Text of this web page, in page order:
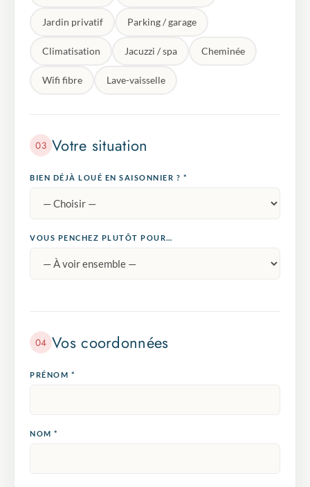
Jardin privatif Parking / garage
Climatisation Jacuzzi / spa Cheminée
Wifi fibre Lave-vaisselle
03 Votre situation
BIEN DÉJÀ LOUÉ EN SAISONNIER ? *
VOUS PENCHEZ PLUTÔT POUR…
04 Vos coordonnées
PRÉNOM *
NOM *